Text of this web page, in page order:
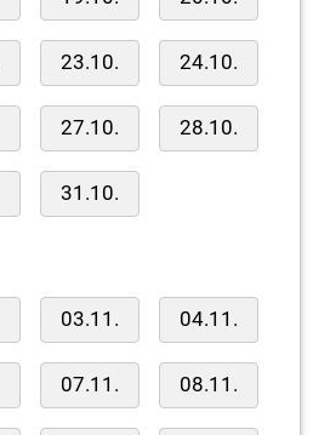
23.10. 24.10.
27.10. 28.10.
31.10.
03.11. 04.11.
07.11. 08.11.